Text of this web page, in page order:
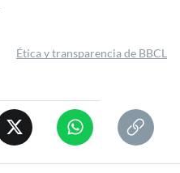
Ética y transparencia de BBCL